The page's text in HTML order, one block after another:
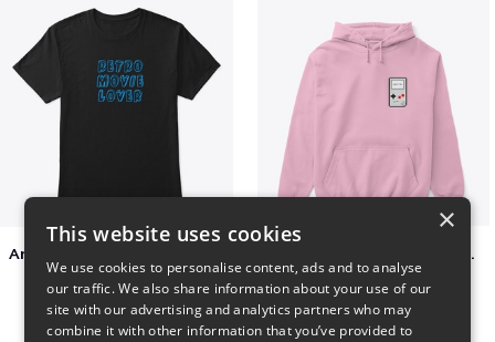
$25
Persian Cat watching Cats TV
$7
×
This website uses cookies
We use cookies to personalise content, ads and to analyse
our traffic. We also share information about your use of our
site with our advertising and analytics partners who may
combine it with other information that you’ve provided to